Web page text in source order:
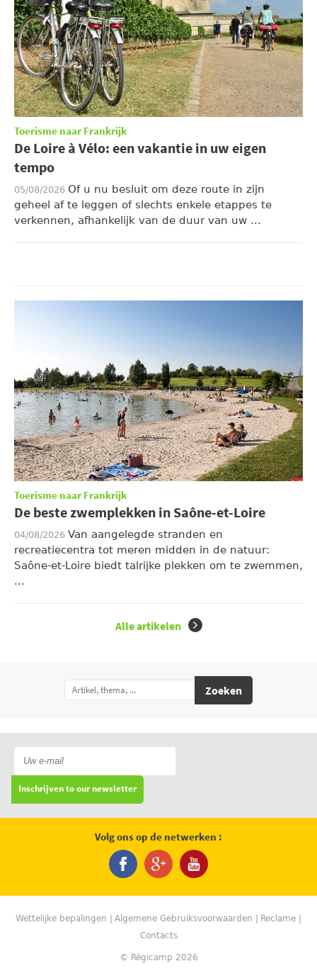
Toerisme naar Frankrijk
De Loire à Vélo: een vakantie in uw eigen
tempo
05/08/2026 Of u nu besluit om deze route in zijn
geheel af te leggen of slechts enkele etappes te
verkennen, afhankelijk van de duur van uw ...
Toerisme naar Frankrijk
De beste zwemplekken in Saône-et-Loire
04/08/2026 Van aangelegde stranden en
recreatiecentra tot meren midden in de natuur:
Saône-et-Loire biedt talrijke plekken om te zwemmen,
...
Alle artikelen
Zoeken
Inschrijven to our newsletter
Volg ons op de netwerken :
Wettelijke bepalingen Algemene Gebruiksvoorwaarden
Reclame
Contacts
© Régicamp 2026